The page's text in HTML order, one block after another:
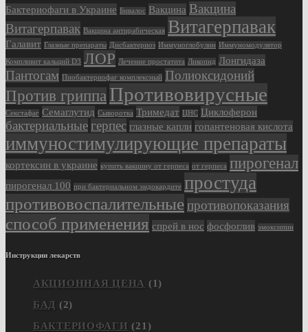
Бактериофаги в Украине Бивалос Вакцина Вакцина
Витагерпавак Вакцина антирабическая Витагерпавак
Галавит Глазные препараты Дисбактериоз Иммуноглобулин Иммуномодулятор
Компливит кальций D3 ЛОР Лечение простатита Ликопид Лонгидаза
Пантогам Пиобактериофаг комплексный Полиоксидоний
Против гриппа Противовирусные
Секстафаг Семаглутид Сыворотка Тримедат ЦНС Циклоферон
бактериальныегерпес глазные капли гопантеновая кислота
иммуностимулирующие препараты
кортексин в украине купить вакцину от герпеса от герпеса пирогенал
пирогенал 100 при бактериальном эндокардите простуда
противовоспалительные противопоказания
способ применения спрей в нос фосфоглив эмоксипин
Инструкции лекарств
АКЦИОННАЯ ЦЕНА (1)
БАД (2)
БАКТЕРИОФАГИ (21)